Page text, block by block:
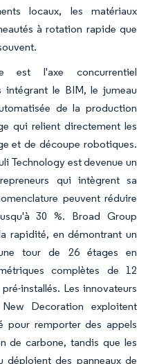
locaux, les matériaux
à rotation rapide que
est l'axe concurrentiel
intégrant le BIM, le jumeau
de la production
qui relient directement les
et de découpe robotiques.
Technology est devenue un
qui intègrent sa
peuvent réduire
30 %. Broad Group
rapidité, en démontrant un
tour de 26 étages en
complètes de 12
installés. Les innovateurs
Decoration exploitent
pour remporter des appels
de carbone, tandis que les
déploient des panneaux de